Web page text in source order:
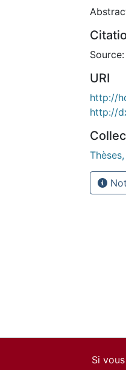
URI
http://
http://
Si